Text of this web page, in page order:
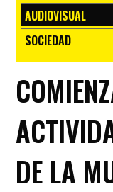
AUDIOVISUAL
SOCIEDAD
DE LA